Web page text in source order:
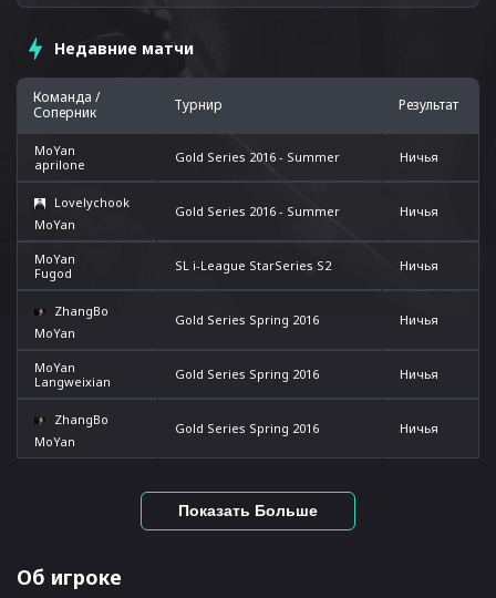
Недавние матчи
Команда /
Соперник
Турнир Результат
MoYan
aprilone
Gold Series 2016 - Summer Ничья
Lovelychook
MoYan
Gold Series 2016 - Summer Ничья
MoYan
Fugod
SL i-League StarSeries S2 Ничья
ZhangBo
MoYan
Gold Series Spring 2016 Ничья
MoYan
Langweixian
Gold Series Spring 2016 Ничья
ZhangBo
MoYan
Gold Series Spring 2016 Ничья
Показать Больше
Об игроке